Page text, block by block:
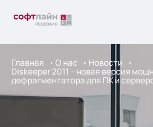
Главная О нас Новости
Diskeeper 2011 – новая версия
дефрагментатора для ПК и